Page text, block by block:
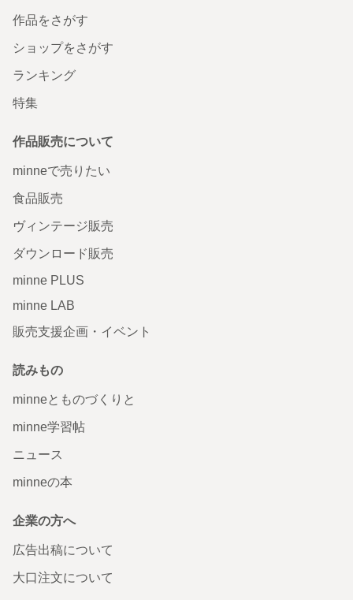
作品をさがす
ショップをさがす
ランキング
特集
作品販売について
minneで売りたい
食品販売
ヴィンテージ販売
ダウンロード販売
minne PLUS
minne LAB
販売支援企画・イベント
読みもの
minneとものづくりと
minne学習帖
ニュース
minneの本
企業の方へ
広告出稿について
大口注文について